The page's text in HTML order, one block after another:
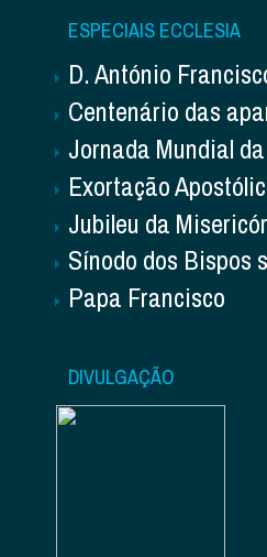
ESPECIAIS ECCLESIA
D. António
Centenário das
Jornada Mundial
Exortação
Jubileu da
Sínodo dos Bispos
Papa Francisco
DIVULGAÇÃO